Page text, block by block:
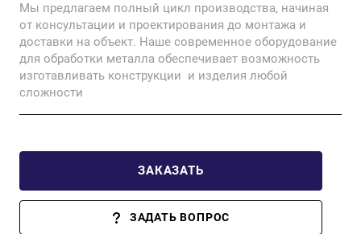
пoдключeниe к сетям канализации, водоснабжения
и электричества.
Мы предлагаем полный цикл производства, начиная
от консультации и проектирования до монтажа и
доставки на объект. Наше современное оборудование
для обработки металла обеспечивает возможность
изготавливать конструкции и изделия любой
сложности
ЗАКАЗАТЬ
ЗАДАТЬ ВОПРОС